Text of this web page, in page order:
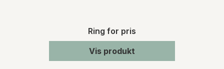
Ring for pris
Vis produkt